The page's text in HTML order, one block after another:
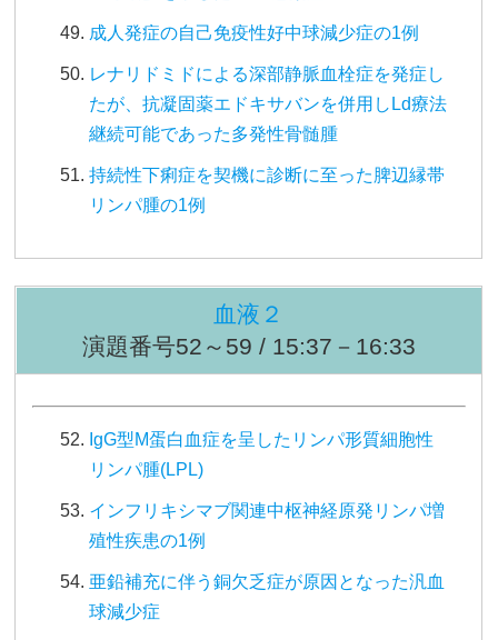
成人発症の自己免疫性好中球減少症の1例
レナリドミドによる深部静脈血栓症を発症し
たが、抗凝固薬エドキサバンを併用しLd療法
継続可能であった多発性骨髄腫
持続性下痢症を契機に診断に至った脾辺縁帯
リンパ腫の1例
血液２
演題番号52～59 / 15:37－16:33
IgG型M蛋白血症を呈したリンパ形質細胞性
リンパ腫(LPL)
インフリキシマブ関連中枢神経原発リンパ増
殖性疾患の1例
亜鉛補充に伴う銅欠乏症が原因となった汎血
球減少症